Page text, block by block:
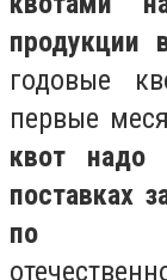
продукции
годовые
первые
квот надо
поставках
по